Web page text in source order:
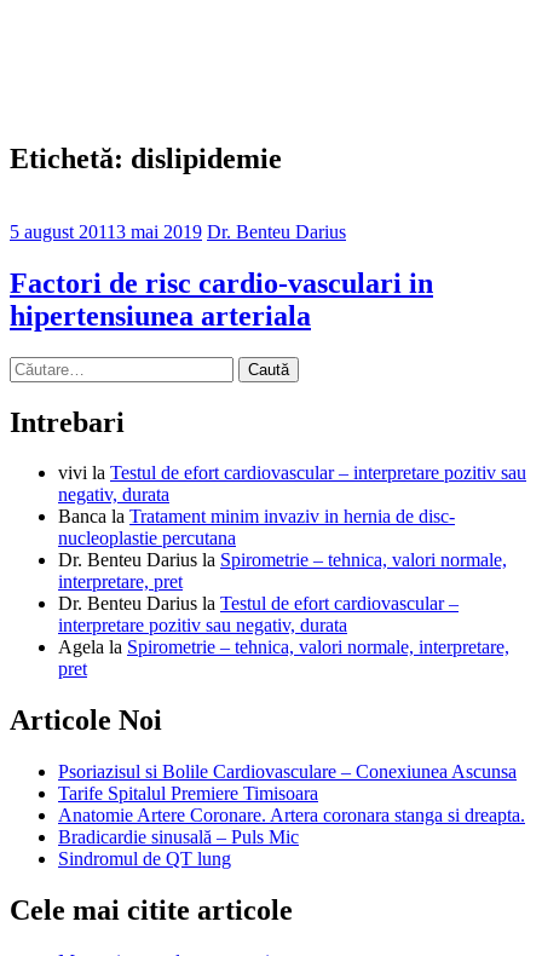
Etichetă: dislipidemie
5 august 20113 mai 2019 Dr. Benteu Darius
Factori de risc cardio-vasculari in
hipertensiunea arteriala
Caută
după:
Intrebari
vivi la Testul de efort cardiovascular – interpretare pozitiv sau
negativ, durata
Banca la Tratament minim invaziv in hernia de disc-
nucleoplastie percutana
Dr. Benteu Darius la Spirometrie – tehnica, valori normale,
interpretare, pret
Dr. Benteu Darius la Testul de efort cardiovascular –
interpretare pozitiv sau negativ, durata
Agela la Spirometrie – tehnica, valori normale, interpretare,
pret
Articole Noi
Psoriazisul si Bolile Cardiovasculare – Conexiunea Ascunsa
Tarife Spitalul Premiere Timisoara
Anatomie Artere Coronare. Artera coronara stanga si dreapta.
Bradicardie sinusală – Puls Mic
Sindromul de QT lung
Cele mai citite articole